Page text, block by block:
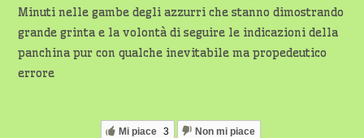
Minuti nelle gambe degli azzurri che stanno dimostrando
grande grinta e la volontà di seguire le indicazioni della
panchina pur con qualche inevitabile ma propedeutico
errore
Mi piace 3 Non mi piace